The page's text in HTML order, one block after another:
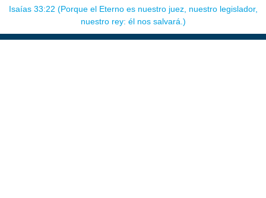
Isaías 33:22 (Porque el Eterno es nuestro juez, nuestro legislador,
nuestro rey: él nos salvará.)